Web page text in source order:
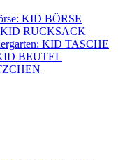
KID BÖRSE
KID RUCKSACK
KID TASCHE
BEUTEL